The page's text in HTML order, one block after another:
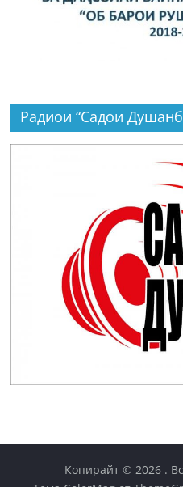
Радиои “Садои
Копирайт © 2026 .